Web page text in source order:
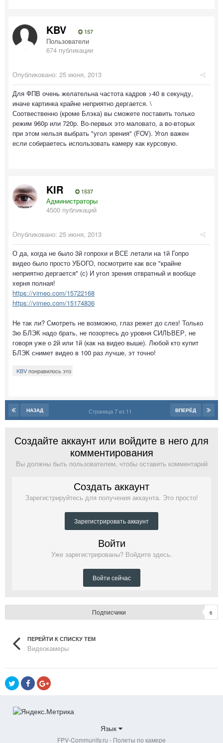
KBV 157
Пользователи
674 публикации
Опубликовано: 25 июня, 2013
Для ФПВ очень желательна частота кадров >40 в секунду,
иначе картинка крайне неприятно дергается. \
Соотвественно (кроме Блэка) вы сможете поставить только
режим 960р или 720р. Во-первых это маловато, а во-вторых
при этом нельзя выбрать "угол зрения" (FOV). Угол важен
если собираетесь использовать камеру как курсовую.
KIR 1537
Администраторы
4500 публикаций
Опубликовано: 25 июня, 2013
О да, когда не было 3й гопрохи и ВСЕ летали на 1й Гопро
видео было просто УБОГО, посмотрите как все "крайне
неприятно дергается" (с) И угол зрения отвратный и вообще
херня полная!
https://vimeo.com/15722168
https://vimeo.com/15174836
Не так ли? Смотреть не возможно, глаз режет до слез! Только
3ю БЛЭК надо брать, не позортесь до уровня СИЛЬВЕР, не
говоря уже о 2й или 1й (как на видео выше). Любой кто купит
БЛЭК снимет видео в 100 раз лучше, эт точно!
KBVпонравилось это
НАЗАД ВПЕРЁД
Страница 7 из 11
Создайте аккаунт или войдите в него для
комментирования
Вы должны быть пользователем, чтобы оставить комментарий
Создать аккаунт
Зарегистрируйтесь для получения аккаунта. Это просто!
Зарегистрировать аккаунт
Войти
Уже зарегистрированы? Войдите здесь.
Войти сейчас
Подписчики 6
ПЕРЕЙТИ К СПИСКУ ТЕМ
Видеокамеры
Язык
FPV-Community.ru - Полеты по камере